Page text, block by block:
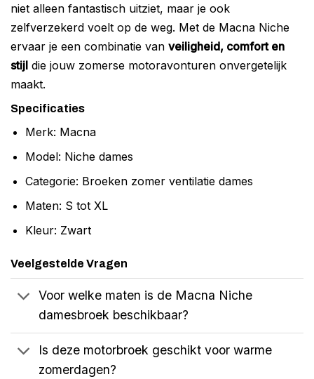
niet alleen fantastisch uitziet, maar je ook
zelfverzekerd voelt op de weg. Met de Macna Niche
ervaar je een combinatie van veiligheid, comfort en
stijl die jouw zomerse motoravonturen onvergetelijk
maakt.
Specificaties
Merk: Macna
Model: Niche dames
Categorie: Broeken zomer ventilatie dames
Maten: S tot XL
Kleur: Zwart
Veelgestelde Vragen
Voor welke maten is de Macna Niche
damesbroek beschikbaar?
Is deze motorbroek geschikt voor warme
zomerdagen?